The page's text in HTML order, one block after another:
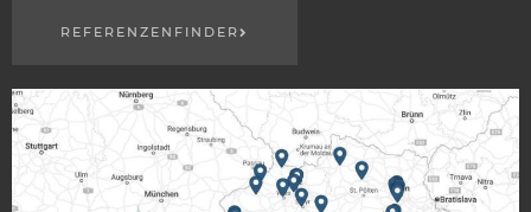
REFERENZENFINDER